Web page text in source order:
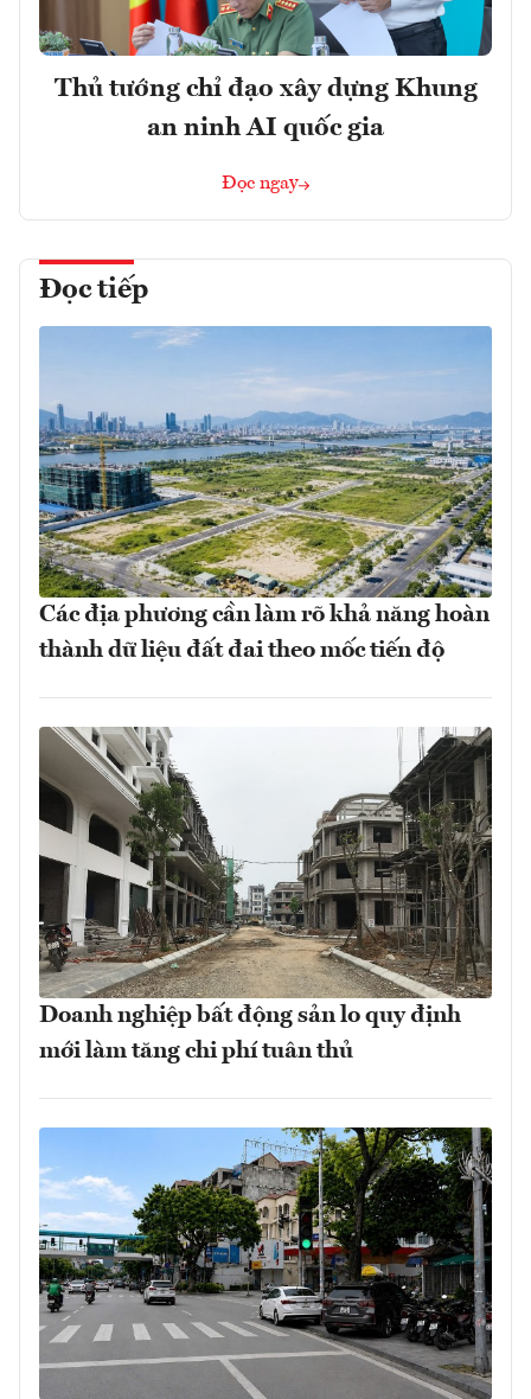
Thủ tướng chỉ đạo xây dựng Khung
an ninh AI quốc gia
Đọc ngay
Đọc tiếp
Các địa phương cần làm rõ khả năng hoàn
thành dữ liệu đất đai theo mốc tiến độ
Doanh nghiệp bất động sản lo quy định
mới làm tăng chi phí tuân thủ